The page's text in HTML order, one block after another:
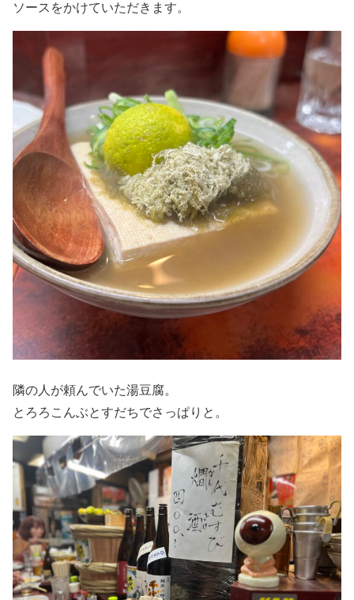
ソースをかけていただきます。
隣の人が頼んでいた湯豆腐。
とろろこんぶとすだちでさっぱりと。